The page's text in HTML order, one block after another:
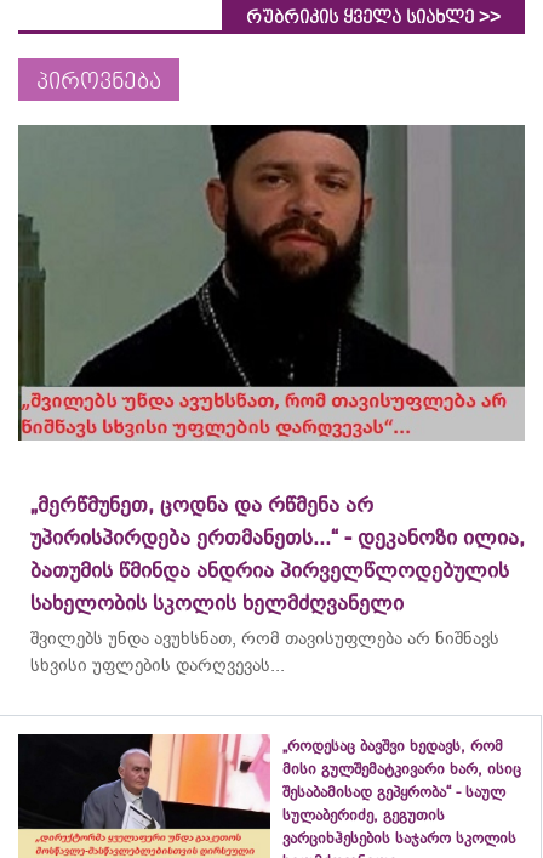
რუბრიკის ყველა სიახლე >>
პიროვნება
„მერწმუნეთ, ცოდნა და რწმენა არ
უპირისპირდება ერთმანეთს...“ - დეკანოზი ილია,
ბათუმის წმინდა ანდრია პირველწლოდებულის
სახელობის სკოლის ხელმძღვანელი
შვილებს უნდა ავუხსნათ, რომ თავისუფლება არ ნიშნავს
სხვისი უფლების დარღვევას...
„როდესაც ბავშვი ხედავს, რომ
მისი გულშემატკივარი ხარ, ისიც
შესაბამისად გეპყრობა“ - საულ
სულაბერიძე, გეგუთის
ვარციხჰესების საჯარო სკოლის